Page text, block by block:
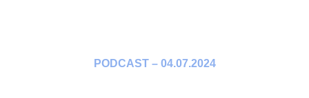
PODCAST – 04.07.2024